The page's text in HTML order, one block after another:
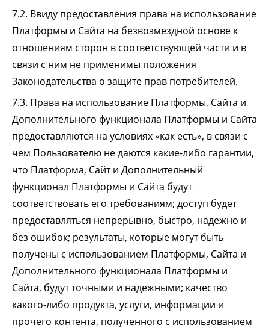
7.2. Ввиду предоставления права на использование
Платформы и Сайта на безвозмездной основе к
отношениям сторон в соответствующей части и в
связи с ним не применимы положения
Законодательства о защите прав потребителей.
7.3. Права на использование Платформы, Сайта и
Дополнительного функционала Платформы и Сайта
предоставляются на условиях «как есть», в связи с
чем Пользователю не даются какие-либо гарантии,
что Платформа, Сайт и Дополнительный
функционал Платформы и Сайта будут
соответствовать его требованиям; доступ будет
предоставляться непрерывно, быстро, надежно и
без ошибок; результаты, которые могут быть
получены с использованием Платформы, Сайта и
Дополнительного функционала Платформы и
Сайта, будут точными и надежными; качество
какого-либо продукта, услуги, информации и
прочего контента, полученного с использованием